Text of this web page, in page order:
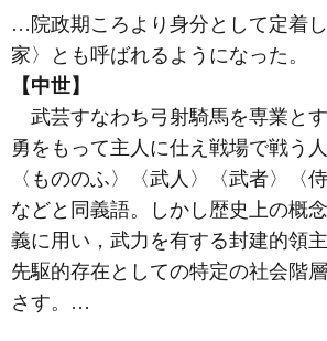
…院政期ころより身分として定着
家 〉とも呼ばれるようになった。
【中世】
武芸すなわち弓射騎馬を専業と
勇をもって主人に仕え戦場で戦う
〈もののふ〉〈武人〉〈武者〉〈侍
などと同義語。しかし歴史上の概
義に用い，武力を有する封建的領
先駆的存在としての特定の社会階
さす。…